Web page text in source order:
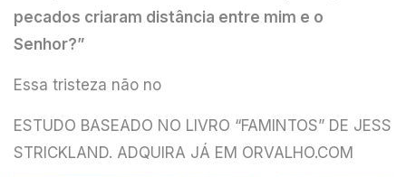
pecados criaram distância entre mim e o
Senhor?”
Essa tristeza não no
ESTUDO BASEADO NO LIVRO “FAMINTOS” DE JESS
STRICKLAND. ADQUIRA JÁ EM ORVALHO.COM